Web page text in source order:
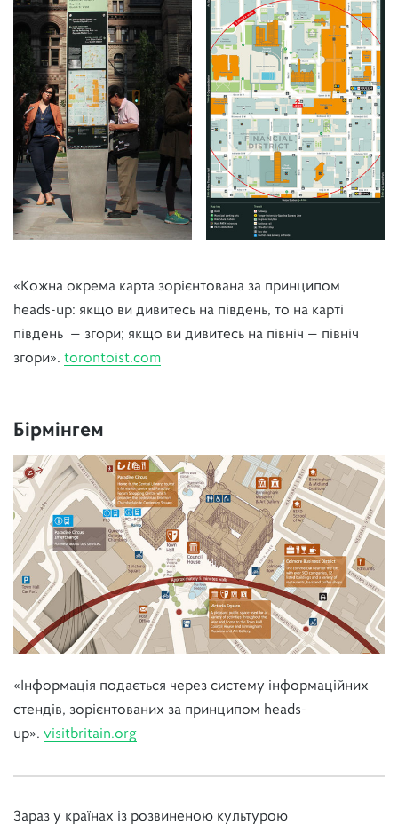
«Кожна окрема карта зорієнтована за принципом
heads-up: якщо ви дивитесь на південь, то на карті
південь — згори; якщо ви дивитесь на північ — північ
згори». torontoist.com
Бірмінгем
«Інформація подається через систему інформаційних
стендів, зорієнтованих за принципом heads-
up». visitbritain.org
Зараз у країнах із розвиненою культурою